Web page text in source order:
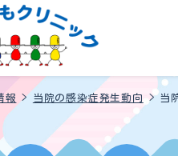
報 > 当院の感染症発生動向 > 当